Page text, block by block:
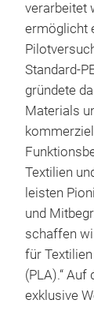
verarbeitet
ermöglicht
Standard-
gründete
Materials
Textilien
leisten
und
schaffen
für
(PLA).“
exklusive